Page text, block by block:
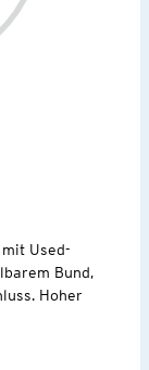
Used-
Bund,
Hoher